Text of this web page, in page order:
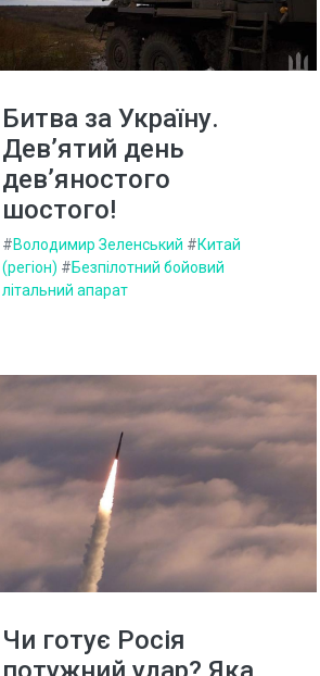
Битва за Україну.
Дев’ятий день
дев’яностого
шостого!
#Володимир Зеленський #Китай
(регіон) #Безпілотний бойовий
літальний апарат
Чи готує Росія